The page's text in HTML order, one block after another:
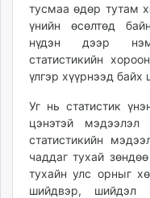
тусмаа өдөр тутам
үнийн өсөлтөд
нүдэн дээр
статистикийн
үлгэр хүүрнээд байх
Уг нь статистик
цэнэтэй
статистикийн
чаддаг тухай
тухайн улс орныг
шийдвэр, шийдэл